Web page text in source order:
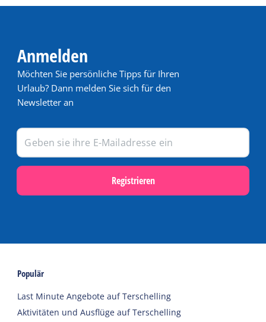
Anmelden
Möchten Sie persönliche Tipps für Ihren
Urlaub? Dann melden Sie sich für den
Newsletter an
Registrieren
Populär
Last Minute Angebote auf Terschelling
Aktivitäten und Ausflüge auf Terschelling